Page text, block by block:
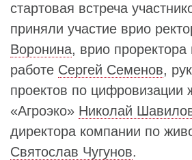
стартовая встреча
приняли участие врио
Воронина, врио проректора
работе Сергей Семенов,
проектов по цифровизации
«Агроэко» Николай
директора компании по
Святослав Чугунов.